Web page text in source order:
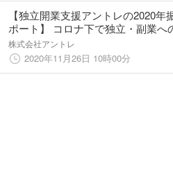
【独立開業支援アントレの2020年
ポート】 コロナ下で独立・副業へ
まった一年、特に20代の意識変容が
株式会社アントレ
2020年11月26日 10時00分